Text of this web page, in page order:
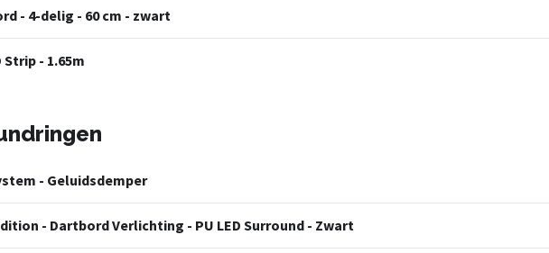
- 4-delig - 60 cm - zwart
Strip - 1.65m
- Geluidsdemper
- Dartbord Verlichting - PU LED Surround - Zwart